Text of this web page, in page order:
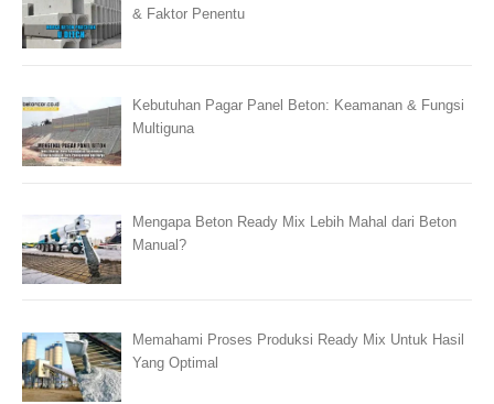
& Faktor Penentu
Kebutuhan Pagar Panel Beton: Keamanan & Fungsi
Multiguna
Mengapa Beton Ready Mix Lebih Mahal dari Beton
Manual?
Memahami Proses Produksi Ready Mix Untuk Hasil
Yang Optimal